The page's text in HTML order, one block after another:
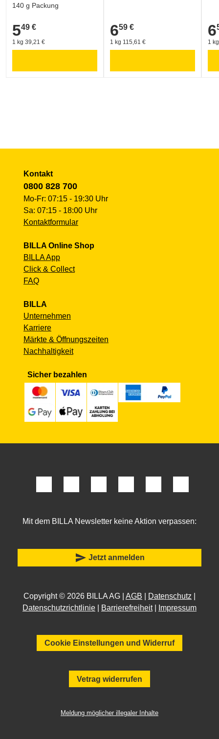
140 g Packung
5,49 €
549 €
1 kg 39,21 €
6,59 €
659 €
1 kg 115,61 €
6
1
Kontakt
0800 828 700
Mo-Fr: 07:15 - 19:30 Uhr
Sa: 07:15 - 18:00 Uhr
Kontaktformular
BILLA Online Shop
BILLA App
Click & Collect
FAQ
BILLA
Unternehmen
Karriere
Märkte & Öffnungszeiten
Nachhaltigkeit
Sicher bezahlen
Mit dem BILLA Newsletter keine Aktion verpassen:
send Jetzt anmelden
Copyright © 2026 BILLA AG | AGB Datenschutz
Datenschutzrichtlinie
Barrierefreiheit| Impressum
Cookie Einstellungen und Widerruf
Vetrag widerrufen
Meldung möglicher illegaler Inhalte